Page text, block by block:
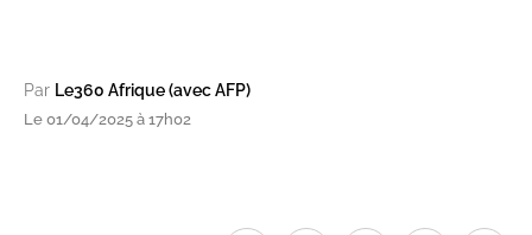
Par Le360 Afrique (avec AFP)
Le 01/04/2025 à 17h02